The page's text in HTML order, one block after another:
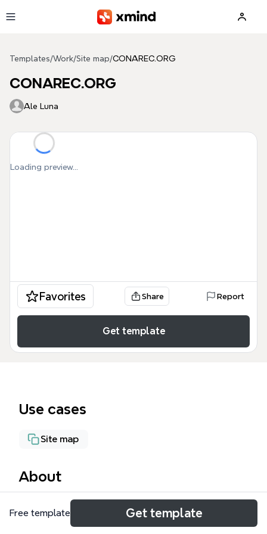
Templates/Work/Site map/CONAREC.ORG
CONAREC.ORG
Ale Luna
Loading preview...
Favorites Share Report
Get template
Use cases
Site map
About
El template CONAREC.ORG es un mapa mental
integral diseñado para el Consejo Nacional de
Free template Get template